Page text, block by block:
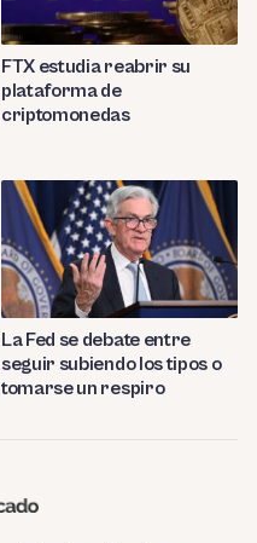
FTX estudia reabrir su
plataforma de
criptomonedas
La Fed se debate entre
seguir subiendo los tipos o
tomarse un respiro